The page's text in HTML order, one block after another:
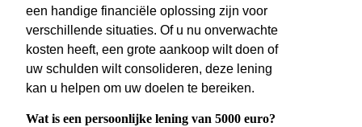
een handige financiële oplossing zijn voor
verschillende situaties. Of u nu onverwachte
kosten heeft, een grote aankoop wilt doen of
uw schulden wilt consolideren, deze lening
kan u helpen om uw doelen te bereiken.
Wat is een persoonlijke lening van 5000 euro?